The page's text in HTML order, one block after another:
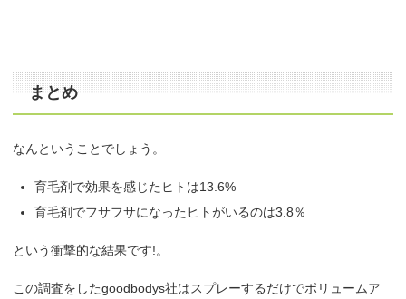
まとめ
なんということでしょう。
育毛剤で効果を感じたヒトは13.6%
育毛剤でフサフサになったヒトがいるのは3.8％
という衝撃的な結果です!。
この調査をしたgoodbodys社はスプレーするだけでボリュームア